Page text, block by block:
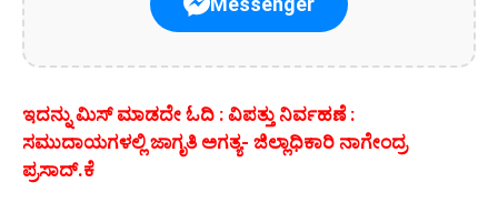
ಇದನ್ನು ಮಿಸ್‌ ಮಾಡದೇ ಓದಿ : ವಿಪತ್ತು ನಿರ್ವಹಣೆ :
ಸಮುದಾಯಗಳಲ್ಲಿ ಜಾಗೃತಿ ಅಗತ್ಯ- ಜಿಲ್ಲಾಧಿಕಾರಿ ನಾಗೇಂದ್ರ
ಪ್ರಸಾದ್.ಕೆ